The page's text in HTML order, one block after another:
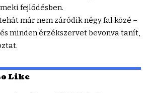
fejlődésben.
már nem záródik négy fal közé –
minden érzékszervet bevonva tanít,
Like